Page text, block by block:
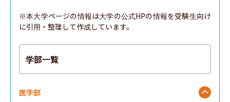
※本大学ページの情報は大学の公式HPの情報を受験生向け
に引用・整理して作成しています。
学部一覧
医学部